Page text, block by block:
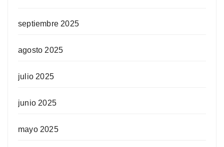
septiembre 2025
agosto 2025
julio 2025
junio 2025
mayo 2025